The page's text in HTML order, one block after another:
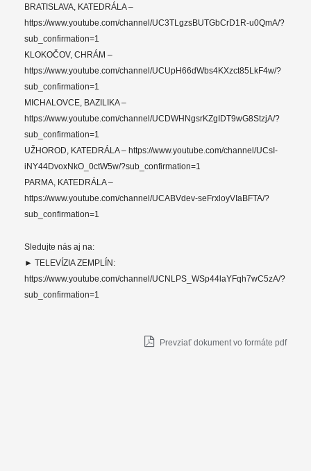
BRATISLAVA, KATEDRÁLA –
https://www.youtube.com/channel/UC3TLgzsBUTGbCrD1R-u0QmA/?
sub_confirmation=1
KLOKOČOV, CHRÁM –
https://www.youtube.com/channel/UCUpH66dWbs4KXzct85LkF4w/?
sub_confirmation=1
MICHALOVCE, BAZILIKA –
https://www.youtube.com/channel/UCDWHNgsrKZgIDT9wG8StzjA/?
sub_confirmation=1
UŽHOROD, KATEDRÁLA – https://www.youtube.com/channel/UCsI-
iNY44DvoxNkO_0ctW5w/?sub_confirmation=1
PARMA, KATEDRÁLA –
https://www.youtube.com/channel/UCABVdev-seFrxloyVIaBFTA/?
sub_confirmation=1
Sledujte nás aj na:
► TELEVÍZIA ZEMPLÍN:
https://www.youtube.com/channel/UCNLPS_WSp44laYFqh7wC5zA/?
sub_confirmation=1
Prevziať dokument vo formáte pdf